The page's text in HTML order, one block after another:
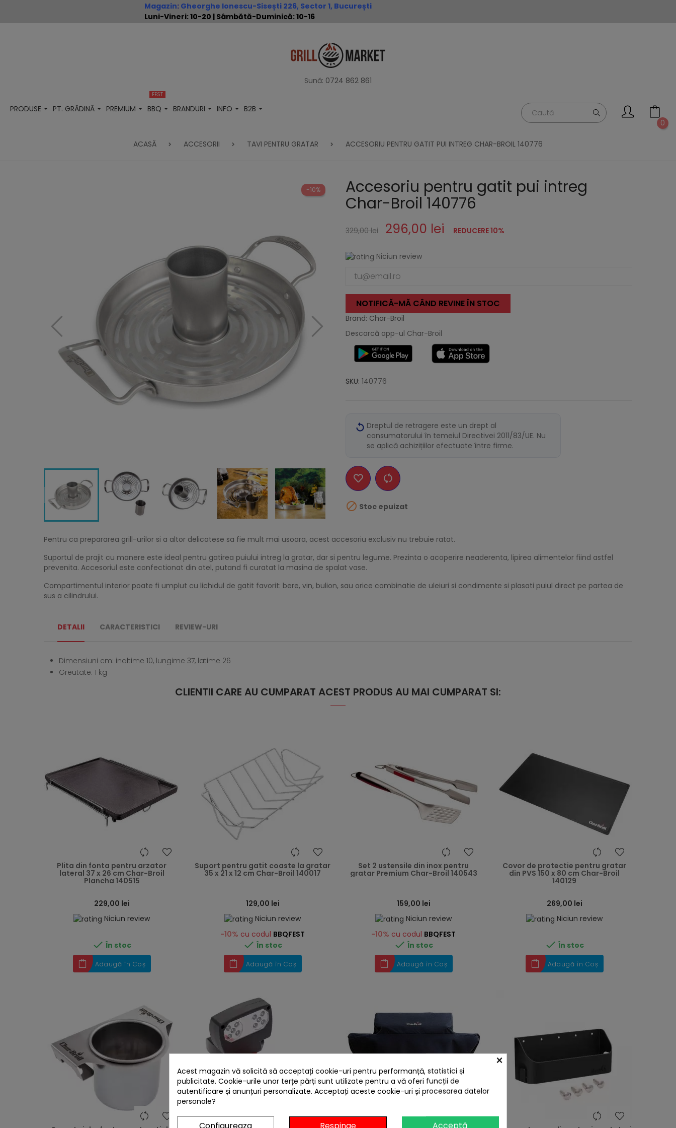
Magazin: Gheorghe Ionescu-Sisești 226, Sector 1, București
Luni-Vineri: 10-20 | Sâmbătă-Duminică: 10-16
Sună: 0724 862 861
PRODUSE PT. GRĂDINĂ PREMIUM BBQ
FEST
BRANDURI INFO
B2B
0
ACASĂ ACCESORII TAVI PENTRU GRATAR ACCESORIU PENTRU GATIT PUI INTREG CHAR-BROIL 140776
-10% Accesoriu pentru gatit pui intreg
Char-Broil 140776
329,00 lei 296,00 lei REDUCERE 10%
Niciun review
NOTIFICĂ-MĂ CÂND REVINE ÎN STOC
Brand: Char-Broil
Descarcă app-ul Char-Broil
SKU: 140776
Dreptul de retragere este un drept al
consumatorului în temeiul Directivei 2011/83/UE. Nu
se aplică achizițiilor efectuate între firme.
 Stoc epuizat
Pentru ca prepararea grill-urilor si a altor delicatese sa fie mult mai usoara, acest accesoriu exclusiv nu trebuie ratat.
Suportul de prajit cu manere este ideal pentru gatirea puiului intreg la gratar, dar si pentru legume. Prezinta o acoperire neaderenta, lipirea alimentelor fiind astfel
prevenita. Accesoriul este confectionat din otel, putand fi curatat la masina de spalat vase.
Compartimentul interior poate fi umplut cu lichidul de gatit favorit: bere, vin, bulion, sau orice combinatie de uleiuri si condimente si plasati puiul direct pe partea de
sus a cilindrului.
DETALII CARACTERISTICI REVIEW-URI
Dimensiuni cm: inaltime 10, lungime 37, latime 26
Greutate: 1 kg
CLIENTII CARE AU CUMPARAT ACEST PRODUS AU MAI CUMPARAT SI:
heart
Plita din fonta pentru arzator
lateral 37 x 26 cm Char-Broil
Plancha 140515
229,00 lei
Niciun review
 În stoc
Adaugă în Coș
heart
Suport pentru gatit coaste la gratar
35 x 21 x 12 cm Char-Broil 140017
129,00 lei
Niciun review
-10% cu codul BBQFEST
 În stoc
Adaugă în Coș
heart
Set 2 ustensile din inox pentru
gratar Premium Char-Broil 140543
159,00 lei
Niciun review
-10% cu codul BBQFEST
 În stoc
Adaugă în Coș
heart
Covor de protectie pentru gratar
din PVS 150 x 80 cm Char-Broil
140129
269,00 lei
Niciun review
 În stoc
Adaugă în Coș
heart heart heart heart
×
Acest magazin vă solicită să acceptați cookie-uri pentru performanță, statistici și
publicitate. Cookie-urile unor terțe părți sunt utilizate pentru a vă oferi funcții de
autentificare și anunțuri personalizate. Acceptați aceste cookie-uri și procesarea datelor
personale?
Configureaza Respinge Acceptă